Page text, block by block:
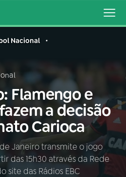
Buscar
AO VIVO
Nacional
Flamengo e
a decisão
Carioca
Janeiro transmite o jogo
das 15h30 através da Rede
site das Rádios EBC